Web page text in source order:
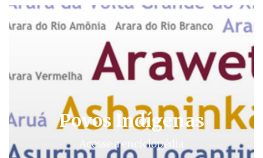
Povos Indígenas
Acesse a enciclopédia